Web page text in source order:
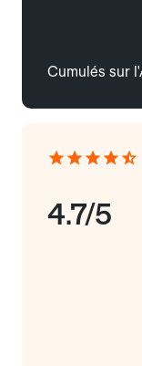
Cumulés sur
4.7/5